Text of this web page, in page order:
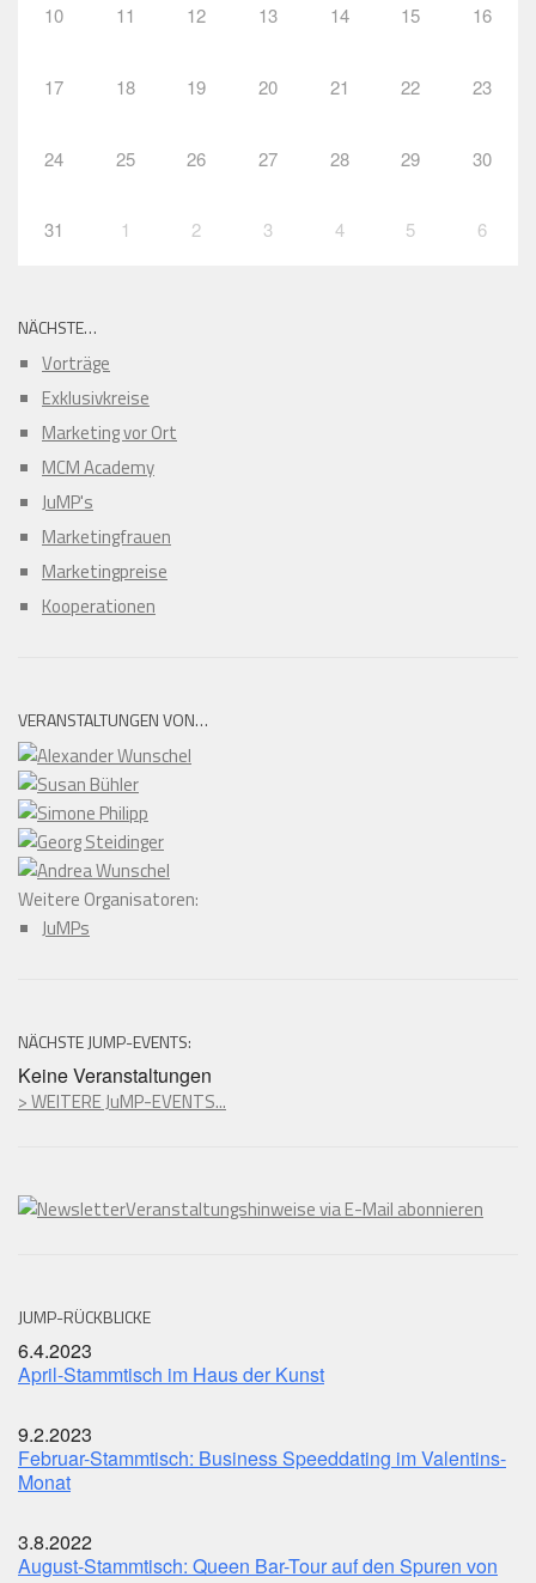
10 11 12 13 14 15 16
17 18 19 20 21 22 23
24 25 26 27 28 29 30
31 1 2 3 4 5 6
NÄCHSTE…
Vorträge
Exklusivkreise
Marketing vor Ort
MCM Academy
JuMP's
Marketingfrauen
Marketingpreise
Kooperationen
VERANSTALTUNGEN VON…
Weitere Organisatoren:
JuMPs
NÄCHSTE JUMP-EVENTS:
Keine Veranstaltungen
> WEITERE JuMP-EVENTS...
Veranstaltungshinweise via E-Mail abonnieren
JUMP-RÜCKBLICKE
6.4.2023
April-Stammtisch im Haus der Kunst
9.2.2023
Februar-Stammtisch: Business Speeddating im Valentins-
Monat
3.8.2022
August-Stammtisch: Queen Bar-Tour auf den Spuren von